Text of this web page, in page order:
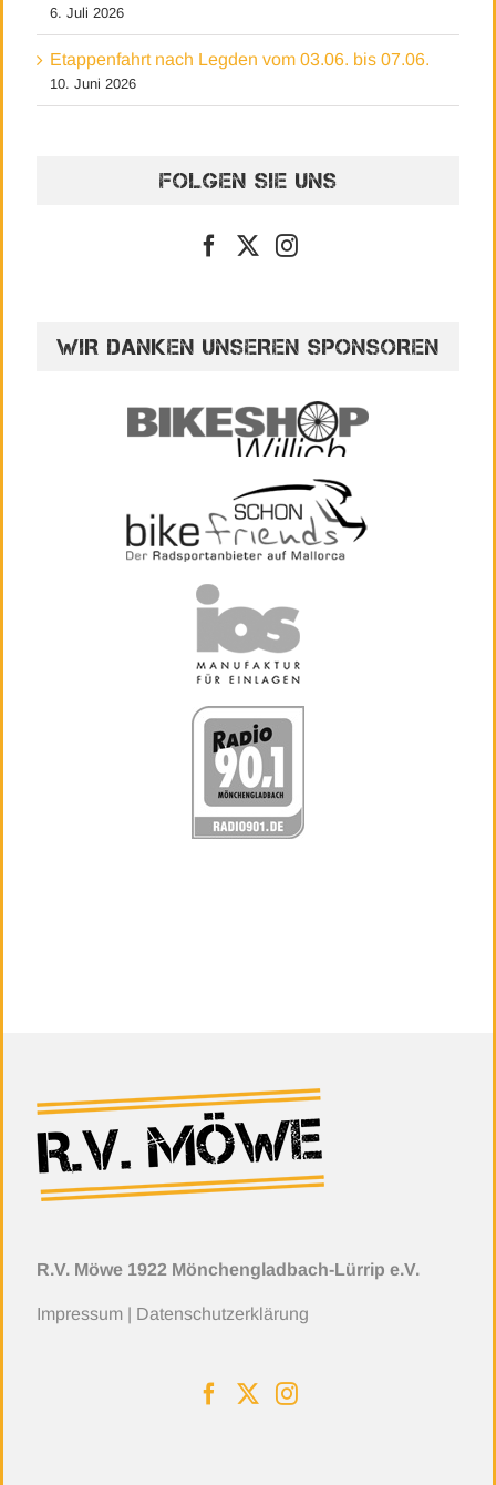
6. Juli 2026
Etappenfahrt nach Legden vom 03.06. bis 07.06.
10. Juni 2026
FOLGEN SIE UNS
WIR DANKEN UNSEREN SPONSOREN
R.V. Möwe 1922 Mönchengladbach-Lürrip e.V.
Impressum | Datenschutzerklärung